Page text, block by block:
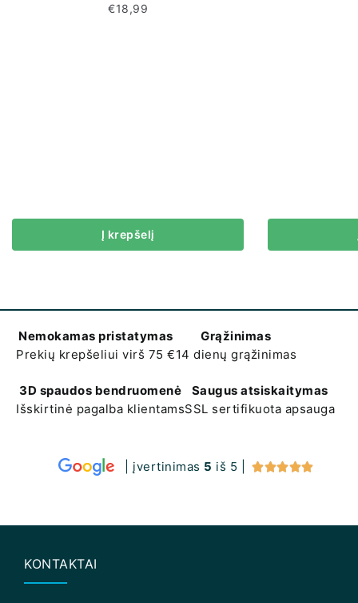
€18,99
Į krepšelį
Nemokamas pristatymas
Prekių krepšeliui virš 75 €
Grąžinimas
14 dienų grąžinimas
3D spaudos bendruomenė
Išskirtinė pagalba klientams
Saugus atsiskaitymas
SSL sertifikuota apsauga
| įvertinimas 5 iš 5 | 
KONTAKTAI